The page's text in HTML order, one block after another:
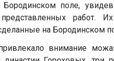
Бородинском поле,
работ.
на Бородинском
внимание